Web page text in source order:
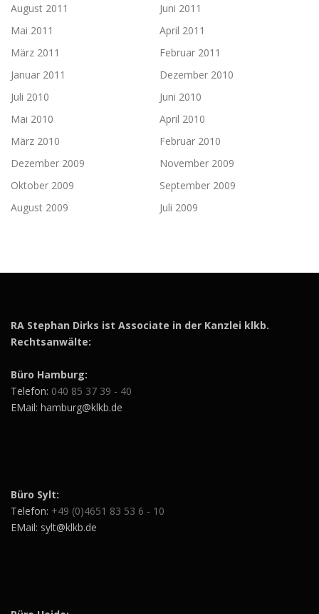
August 2011
Juni 2011
Mai 2011
April 2011
März 2011
Februar 2011
Januar 2011
Dezember 2010
Juli 2010
Juni 2010
Mai 2010
April 2010
März 2010
Februar 2010
Dezember 2009
November 2009
Oktober 2009
September 2009
August 2009
Juli 2009
RA Stephan Dirks ist Associate in der Kanzlei klkb.
Rechtsanwälte:
Büro Hamburg:
Telefon: 040 85 37 39 - 40
EMail: hamburg@klkb.de
Büro Sylt:
Telefon: +49 (0)4651 83 53 6 - 10
EMail: sylt@klkb.de